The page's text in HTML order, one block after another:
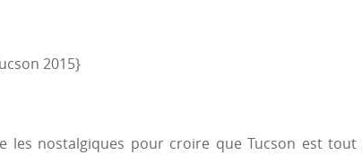
2015}
les nostalgiques pour croire que Tucson est